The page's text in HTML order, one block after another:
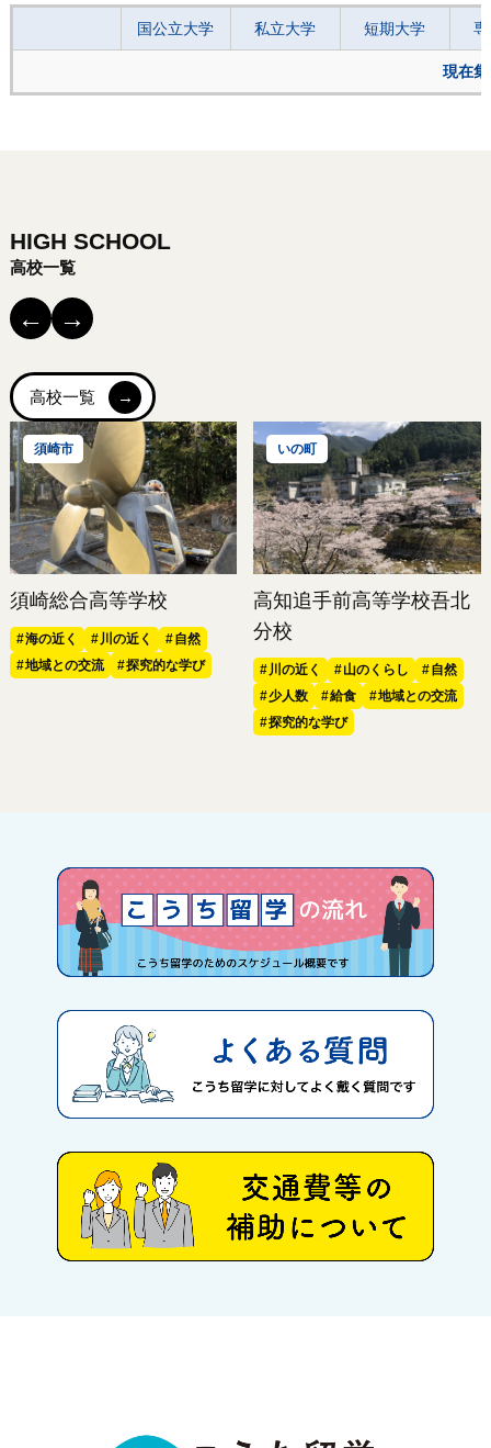
国公立大学 私立大学 短期大学
現在
HIGH SCHOOL
高校一覧
← →
高校一覧
須崎市
須崎総合高等学校
海の近く 川の近く
自然
地域との交流
探究的な学び
いの町
高知追手前高等学校吾北
分校
川の近く 山のくらし
自然
少人数
給食
地域との交流
探究的な学び